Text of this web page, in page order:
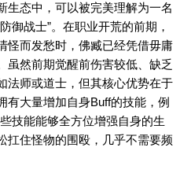
生态中，可以被完美理解为一名
御战士”。在职业开荒的前期，
怪而发愁时，佛臧已经凭借毋庸
虽然前期觉醒前伤害较低、缺乏
法师或道士，但其核心优势在于
有大量增加自身Buff的技能，例
技能能够全方位增强自身的生
扛住怪物的围殴，几乎不需要频